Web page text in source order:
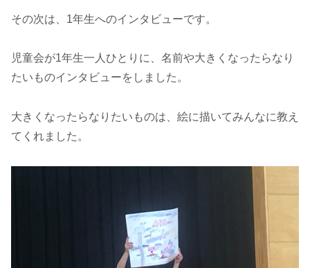
その次は、1年生へのインタビューです。
児童会が1年生一人ひとりに、名前や大きくなったらなり
たいものインタビューをしました。
大きくなったらなりたいものは、絵に描いてみんなに教え
てくれました。